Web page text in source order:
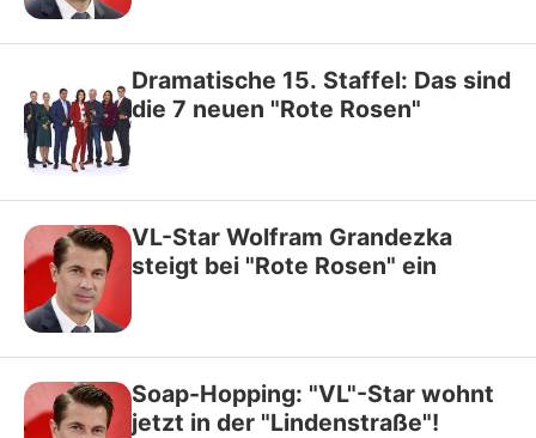
Dramatische 15. Staffel: Das sind
die 7 neuen "Rote Rosen"
VL-Star Wolfram Grandezka
steigt bei "Rote Rosen" ein
Soap-Hopping: "VL"-Star wohnt
jetzt in der "Lindenstraße"!